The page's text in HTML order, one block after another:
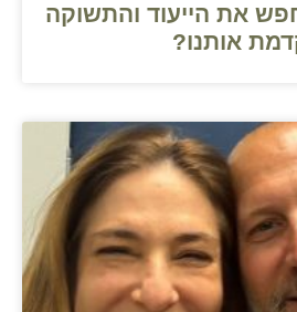
לחפש את הייעוד והתשוקה
אותנו?